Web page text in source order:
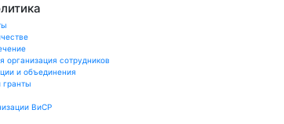
организация сотрудников
и объединения
гранты
ВиСР